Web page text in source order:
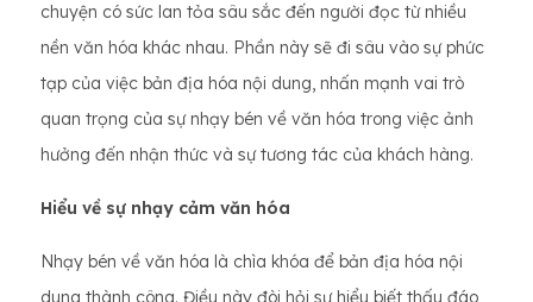
chuyện có sức lan tỏa sâu sắc đến người đọc từ nhiều
nền văn hóa khác nhau. Phần này sẽ đi sâu vào sự phức
tạp của việc bản địa hóa nội dung, nhấn mạnh vai trò
quan trọng của sự nhạy bén về văn hóa trong việc ảnh
hưởng đến nhận thức và sự tương tác của khách hàng.
Hiểu về sự nhạy cảm văn hóa
Nhạy bén về văn hóa là chìa khóa để bản địa hóa nội
dung thành công. Điều này đòi hỏi sự hiểu biết thấu đáo